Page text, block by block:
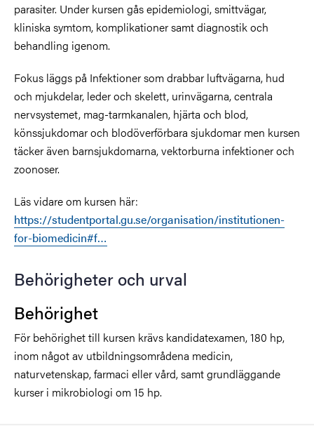
parasiter. Under kursen gås epidemiologi, smittvägar,
kliniska symtom, komplikationer samt diagnostik och
behandling igenom.
Fokus läggs på Infektioner som drabbar luftvägarna, hud
och mjukdelar, leder och skelett, urinvägarna, centrala
nervsystemet, mag-tarmkanalen, hjärta och blod,
könssjukdomar och blodöverförbara sjukdomar men kursen
täcker även barnsjukdomarna, vektorburna infektioner och
zoonoser.
Läs vidare om kursen här:
https://studentportal.gu.se/organisation/institutionen-
for-biomedicin#f…
Behörigheter och urval
Behörighet
För behörighet till kursen krävs kandidatexamen, 180 hp,
inom något av utbildningsområdena medicin,
naturvetenskap, farmaci eller vård, samt grundläggande
kurser i mikrobiologi om 15 hp.